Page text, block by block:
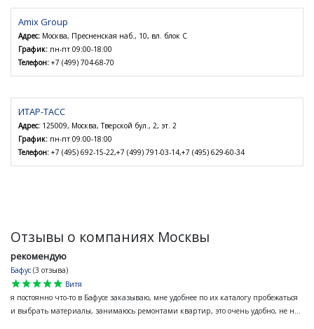
Amix Group
Адрес: Москва, Пресненская наб., 10, вл. блок С
График: пн-пт 09:00-18:00
Телефон: +7 (499) 704-68-70
ИТАР-ТАСС
Адрес: 125009, Москва, Тверской бул., 2, эт. 2
График: пн-пт 09:00-18:00
Телефон: +7 (495) 692-15-22,+7 (499) 791-03-14,+7 (495) 629-60-34
Отзывы о компаниях Москвы
рекомендую
Бафус (3 отзыва)
star
star
star
star
star
Витя
я постоянно что-то в Бафусе заказываю, мне удобнее по их каталогу пробежаться
и выбрать материалы, занимаюсь ремонтами квартир, это очень удобно, не н...